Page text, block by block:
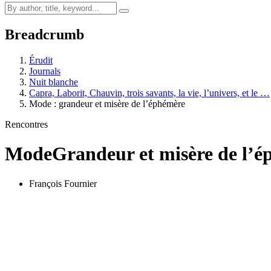
Breadcrumb
Érudit
Journals
Nuit blanche
Capra, Laborit, Chauvin, trois savants, la vie, l’univers, et le …
Mode : grandeur et misère de l’éphémère
Rencontres
ModeGrandeur et misère de
François Fournier